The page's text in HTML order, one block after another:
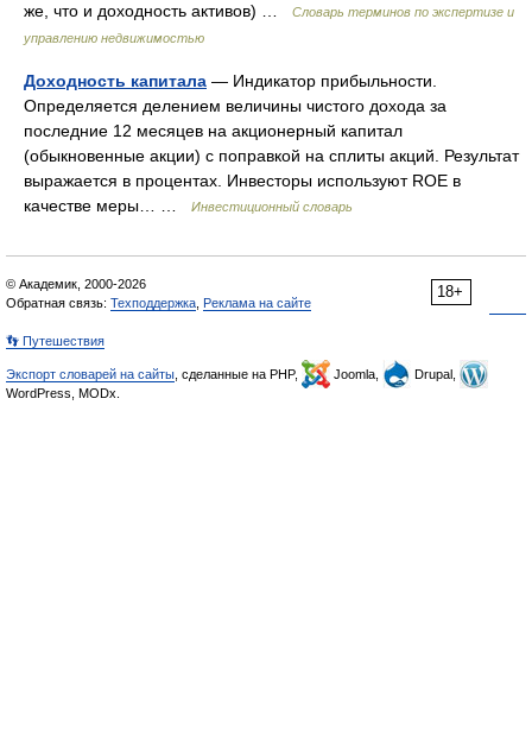
же, что и доходность активов) …
Словарь терминов по экспертизе и
управлению недвижимостью
Доходность капитала — Индикатор прибыльности.
Определяется делением величины чистого дохода за
последние 12 месяцев на акционерный капитал
(обыкновенные акции) с поправкой на сплиты акций. Результат
выражается в процентах. Инвесторы используют ROE в
качестве меры… …
Инвестиционный словарь
18+
© Академик, 2000-2026
Обратная связь: Техподдержка Реклама на сайте
👣 Путешествия
Экспорт словарей на сайты , сделанные на PHP, Joomla,
Drupal,
WordPress, MODx.